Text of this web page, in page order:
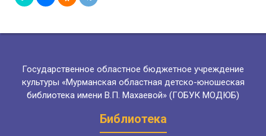
Государственное областное бюджетное учреждение
культуры «Мурманская областная детско-юношеская
библиотека имени В.П. Махаевой» (ГОБУК МОДЮБ)
Библиотека